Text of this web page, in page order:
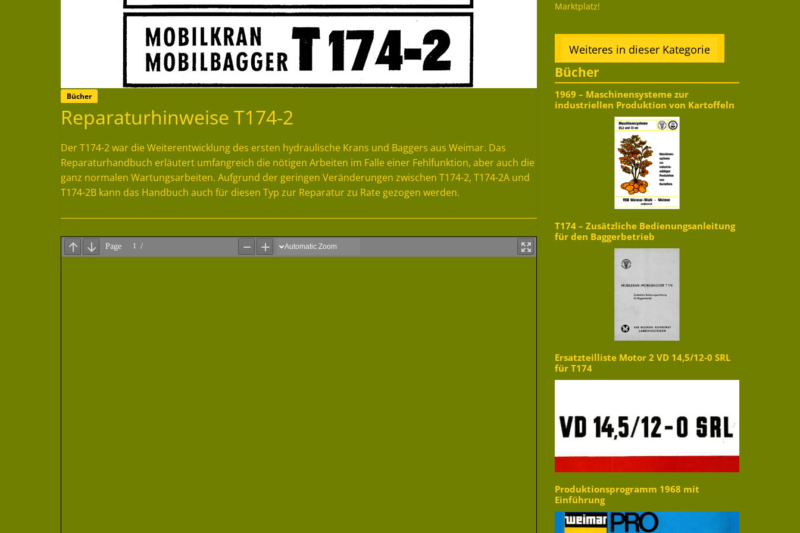
Bücher
Reparaturhinweise T174-2
Der T174-2 war die Weiterentwicklung des ersten hydraulische Krans und Baggers aus Weimar. Das
Reparaturhandbuch erläutert umfangreich die nötigen Arbeiten im Falle einer Fehlfunktion, aber auch die
ganz normalen Wartungsarbeiten. Aufgrund der geringen Veränderungen zwischen T174-2, T174-2A und
T174-2B kann das Handbuch auch für diesen Typ zur Reparatur zu Rate gezogen werden.
Marktplatz!
Weiteres in dieser Kategorie
Bücher
1969 – Maschinensysteme zur
industriellen Produktion von Kartoffeln
T174 – Zusätzliche Bedienungsanleitung
für den Baggerbetrieb
Ersatzteilliste Motor 2 VD 14,5/12-0 SRL
für T174
Produktionsprogramm 1968 mit
Einführung